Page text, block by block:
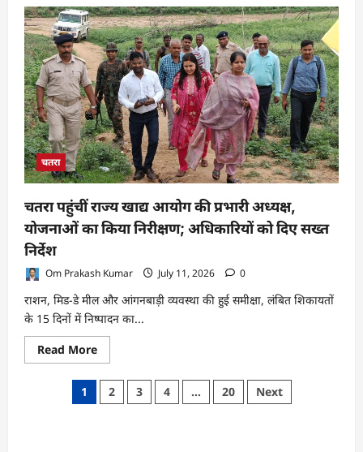
राष्ट्रीय
नाट्य
महोत्सव
2026
के
अंतर्गत
रांची
में
होगा
“वंदे
मातरम्
–
स्वतंत्रता
से
स्वाभिमान
तक”
मंचन
चतरा
चतरा पहुंचीं राज्य खाद्य आयोग की प्रभारी अध्यक्ष,
योजनाओं का किया निरीक्षण; अधिकारियों को दिए सख्त
निर्देश
Om Prakash Kumar July 11, 2026 0
राशन, मिड-डे मील और आंगनबाड़ी व्यवस्था की हुई समीक्षा, लंबित शिकायतों
के 15 दिनों में निष्पादन का...
Read MoreRead
more
चतरा
पहुंचीं
राज्य
Posts
1 2 3 4 … 20 Next